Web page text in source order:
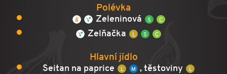
Polévka
Zeleninová
Zelňačka
Hlavní jídlo
Seitan na paprice
, těstoviny